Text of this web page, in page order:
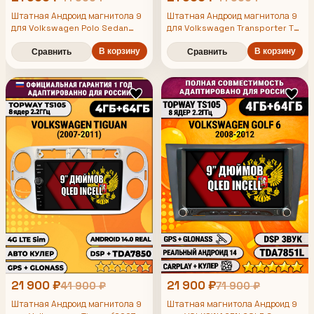
Штатная Андроид магнитола 9
для Volkswagen Polo Sedan
2015 2016 2017 2018 2019),
рамка серебро, TS105 8 ядер,
CarPlay/Android Auto, Gps/
Глонасс
Сравнить В корзину
Штатная Андроид магнитола 9
для Volkswagen Transporter T6,
2016 2017 2018 2019 2020),
TS105 8 ядер, 4/64гб, Qled Incell,
Глонасс
Сравнить В корзину
21 900 ₽41 900 ₽
Штатная Андроид магнитола 9
21 900 ₽71 900 ₽
Штатная магнитола Андроид 9